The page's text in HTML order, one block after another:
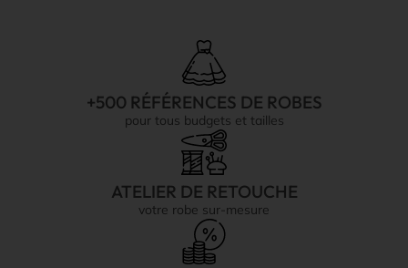
+500 RÉFÉRENCES DE ROBES
pour tous budgets et tailles
ATELIER DE RETOUCHE
votre robe sur-mesure